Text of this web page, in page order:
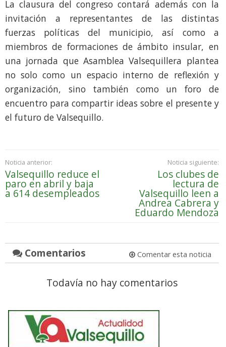
La clausura del congreso contará además con la
invitación a representantes de las distintas
fuerzas políticas del municipio, así como a
miembros de formaciones de ámbito insular, en
una jornada que Asamblea Valsequillera plantea
no solo como un espacio interno de reflexión y
organización, sino también como un foro de
encuentro para compartir ideas sobre el presente y
el futuro de Valsequillo.
Noticia anterior:
Valsequillo reduce el
paro en abril y baja
a 614 desempleados
Noticia siguiente:
Los clubes de
lectura de
Valsequillo leen a
Andrea Cabrera y
Eduardo Mendoza
Comentarios Comentar esta noticia
Todavía no hay comentarios